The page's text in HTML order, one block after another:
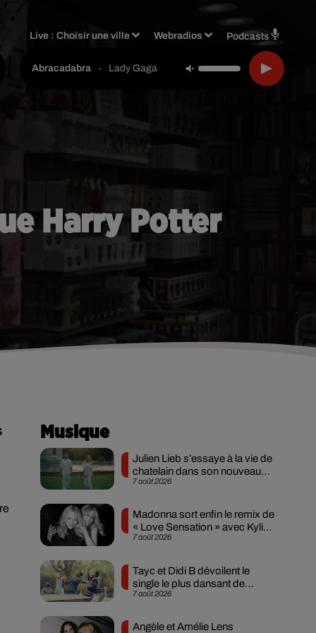
Live :Choisir une ville Webradios Podcasts
Abracadabra - Lady Gaga
Harry Potter
Musique
7 août 2026
Julien Lieb s’essaye à la vie de
chatelain dans son nouveau
clip
7 août 2026
Madonna sort enfin le remix de
« Love Sensation » avec Kylie
Minogue
7 août 2026
Tayc et Didi B dévoilent le
single le plus dansant de
l’année
Angèle et Amélie Lens